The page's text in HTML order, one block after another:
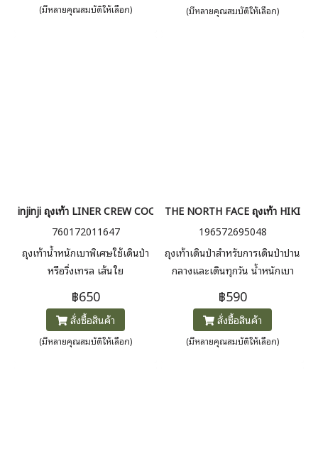
สวมใส่สบาย ระบายความชื้นและ
(มีหลายคุณสมบัติให้เลือก) (มีหลายคุณสมบัติให้เลือก)
injinji ถุงเท้า LINER CREW COOLMAX
760172011647
ถุงเท้าน้ำหนักเบาพิเศษใช้เดินป่า
หรือวิ่งเทรล เส้นใย
ไนลอนผสมผสานกันเพื่อการ
จัดการความชื้น ระบายอากาศได้ดี
ทนทาน และนุ่มนวล การออกแบบ
฿650
สั่งซื้อสินค้า
(มีหลายคุณสมบัติให้เลือก)
THE NORTH FACE ถุงเท้า
196572695048
ถุงเท้าเดินป่าสำหรับการเดินป่าปาน
กลางและเดินทุกวัน น้ำหนักเบา
กิจกรรม
฿590
สั่งซื้อสินค้า
(มีหลายคุณสมบัติให้เลือก)